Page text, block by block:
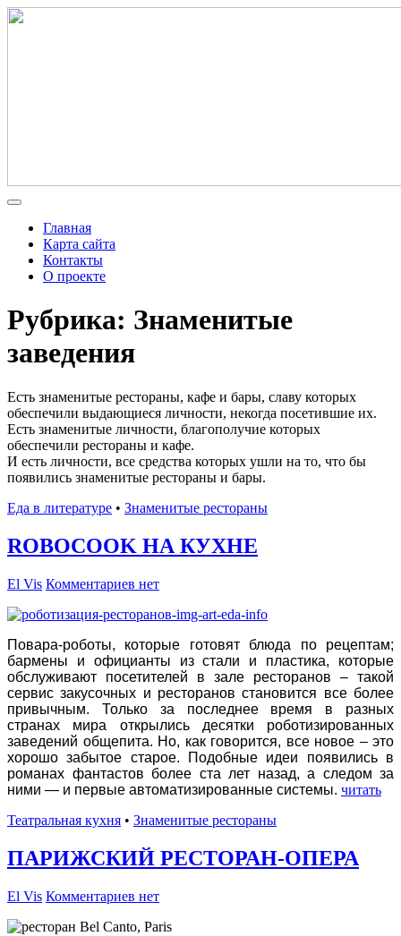
Главная
Карта сайта
Контакты
О проекте
Рубрика: Знаменитые
заведения
Есть знаменитые рестораны, кафе и бары, славу которых
обеспечили выдающиеся личности, некогда посетившие их.
Есть знаменитые личности, благополучие которых
обеспечили рестораны и кафе.
И есть личности, все средства которых ушли на то, что бы
появились знаменитые рестораны и бары.
Еда в литературе • Знаменитые рестораны
ROBOCOOK НА КУХНЕ
El Vis Комментариев нет
Повара-роботы, которые готовят блюда по рецептам;
бармены и официанты из стали и пластика, которые
обслуживают посетителей в зале ресторанов – такой
сервис закусочных и ресторанов становится все более
привычным. Только за последнее время в разных
странах мира открылись десятки роботизированных
заведений общепита. Но, как говорится, все новое – это
хорошо забытое старое. Подобные идеи появились в
романах фантастов более ста лет назад, а следом за
ними — и первые автоматизированные системы. читать
Театральная кухня • Знаменитые рестораны
ПАРИЖСКИЙ РЕСТОРАН-ОПЕРА
El Vis Комментариев нет